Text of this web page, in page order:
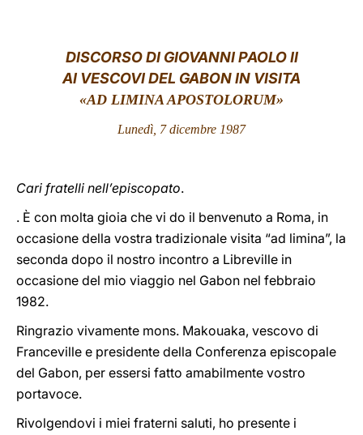
中文
LATINE
DISCORSO DI GIOVANNI PAOLO II
AI VESCOVI DEL GABON IN VISITA
«AD LIMINA APOSTOLORUM»
Lunedì, 7 dicembre 1987
Cari fratelli nell’episcopato.
. È con molta gioia che vi do il benvenuto a Roma, in
occasione della vostra tradizionale visita “ad limina”, la
seconda dopo il nostro incontro a Libreville in
occasione del mio viaggio nel Gabon nel febbraio
1982.
Ringrazio vivamente mons. Makouaka, vescovo di
Franceville e presidente della Conferenza episcopale
del Gabon, per essersi fatto amabilmente vostro
portavoce.
Rivolgendovi i miei fraterni saluti, ho presente i